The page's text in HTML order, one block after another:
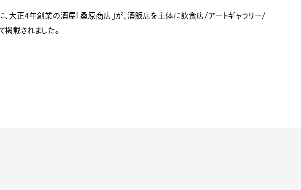
、大正4年創業の酒屋「桑原商店」が、酒販店を主体に飲食店/アートギャラリー/
載されました。